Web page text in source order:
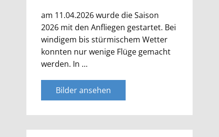
am 11.04.2026 wurde die Saison
2026 mit den Anfliegen gestartet. Bei
windigem bis stürmischem Wetter
konnten nur wenige Flüge gemacht
werden. In …
Bilder ansehen